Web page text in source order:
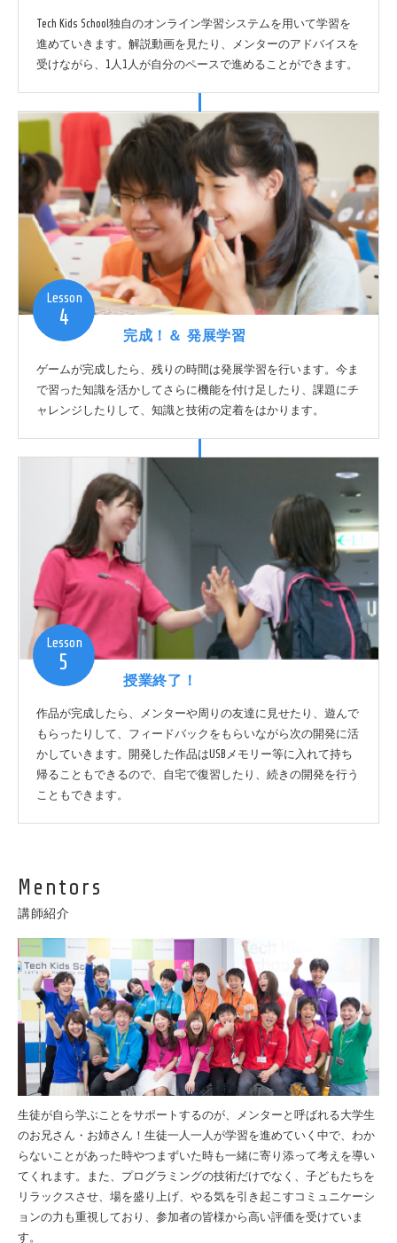
Tech Kids School独自のオンライン学習システムを用いて学習を
進めていきます。解説動画を見たり、メンターのアドバイスを
受けながら、1人1人が自分のペースで進めることができます。
Lesson
4
完成！＆ 発展学習
ゲームが完成したら、残りの時間は発展学習を行います。今ま
で習った知識を活かしてさらに機能を付け足したり、課題にチ
ャレンジしたりして、知識と技術の定着をはかります。
Lesson
5
授業終了！
作品が完成したら、メンターや周りの友達に見せたり、遊んで
もらったりして、フィードバックをもらいながら次の開発に活
かしていきます。開発した作品はUSBメモリー等に入れて持ち
帰ることもできるので、自宅で復習したり、続きの開発を行う
こともできます。
Mentors
講師紹介
生徒が自ら学ぶことをサポートするのが、メンターと呼ばれる大学生
のお兄さん・お姉さん！生徒一人一人が学習を進めていく中で、わか
らないことがあった時やつまずいた時も一緒に寄り添って考えを導い
てくれます。また、プログラミングの技術だけでなく、子どもたちを
リラックスさせ、場を盛り上げ、やる気を引き起こすコミュニケーシ
ョンの力も重視しており、参加者の皆様から高い評価を受けていま
す。